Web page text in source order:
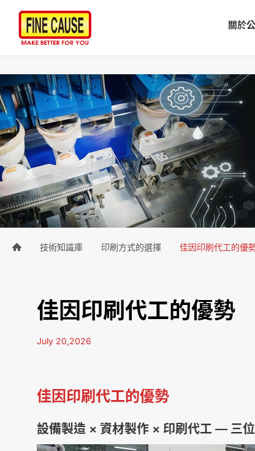
關於
技術知識庫 印刷方式的選擇 佳因印刷代工的優
佳因印刷代工的優勢
July 20,2026
佳因印刷代工的優勢
設備製造 × 資材製作 × 印刷代工 — 三